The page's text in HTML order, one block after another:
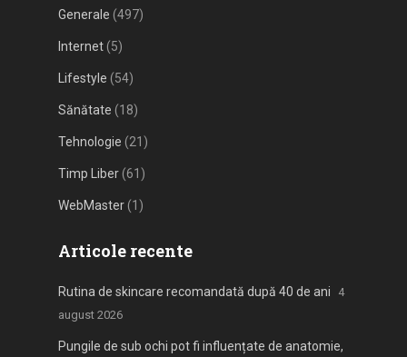
Generale (497)
Internet(5)
Lifestyle (54)
Sănătate (18)
Tehnologie (21)
Timp Liber(61)
WebMaster(1)
Articole recente
Rutina de skincare recomandată după 40 de ani
4
august 2026
Pungile de sub ochi pot fi influențate de anatomie,